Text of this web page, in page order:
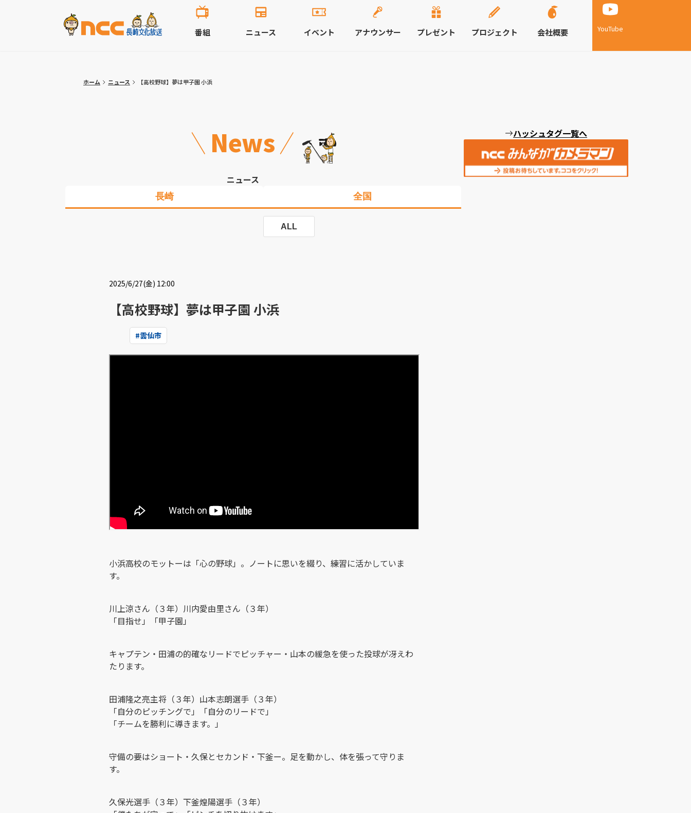
YouTube
番組 ニュース イベント アナウンサー プレゼント プロジェクト 会社概要
ホーム ニュース 【高校野球】夢は甲子園 小浜
News
ニュース
長崎 全国
ALL
2025/6/27(金) 12:00
【高校野球】夢は甲子園 小浜
#雲仙市
小浜高校のモットーは「心の野球」。ノートに思いを綴り、練習に活かしていま
す。
川上涼さん（３年）川内愛由里さん（３年）
「目指せ」「甲子園」
キャプテン・田浦の的確なリードでピッチャー・山本の緩急を使った投球が冴えわ
たります。
田浦隆之亮主将（３年）山本志朗選手（３年）
「自分のピッチングで」「自分のリードで」
「チームを勝利に導きます。」
守備の要はショート・久保とセカンド・下釜ー。足を動かし、体を張って守りま
す。
久保光選手（３年）下釜煌陽選手（３年）
ハッシュタグ一覧へ